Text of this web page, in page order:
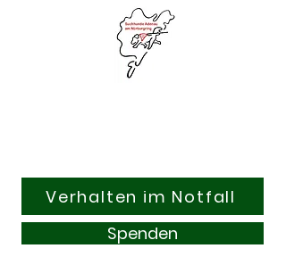
Verhalten im Notfall
Spenden